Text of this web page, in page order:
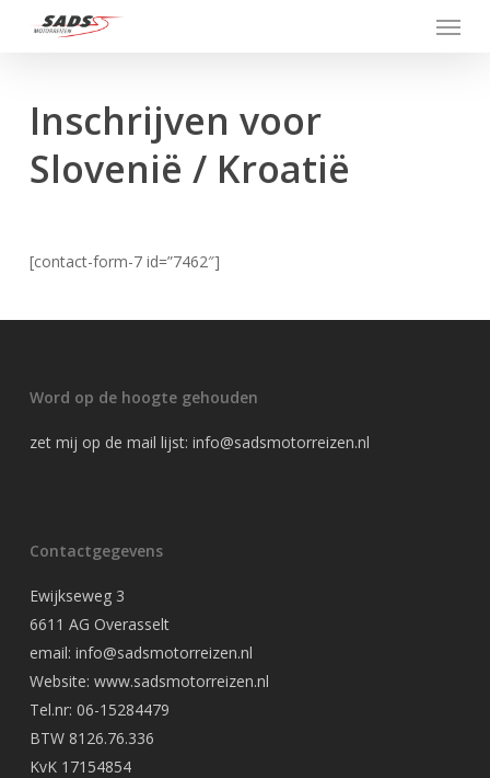
Menu
Inschrijven voor
Slovenië / Kroatië
[contact-form-7 id=”7462″]
Word op de hoogte gehouden
zet mij op de mail lijst: info@sadsmotorreizen.nl
Contactgegevens
Ewijkseweg 3
6611 AG Overasselt
email: info@sadsmotorreizen.nl
Website: www.sadsmotorreizen.nl
Tel.nr: 06-15284479
BTW 8126.76.336
KvK 17154854